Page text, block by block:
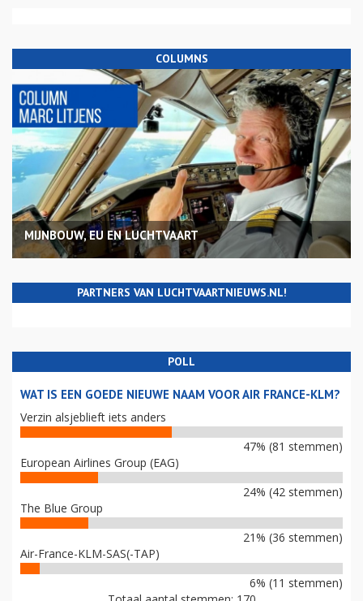
COLUMNS
MIJNBOUW, EU EN LUCHTVAART
PARTNERS VAN LUCHTVAARTNIEUWS.NL!
POLL
WAT IS EEN GOEDE NIEUWE NAAM VOOR AIR FRANCE-KLM?
Verzin alsjeblieft iets anders
47% (81 stemmen)
European Airlines Group (EAG)
24% (42 stemmen)
The Blue Group
21% (36 stemmen)
Air-France-KLM-SAS(-TAP)
6% (11 stemmen)